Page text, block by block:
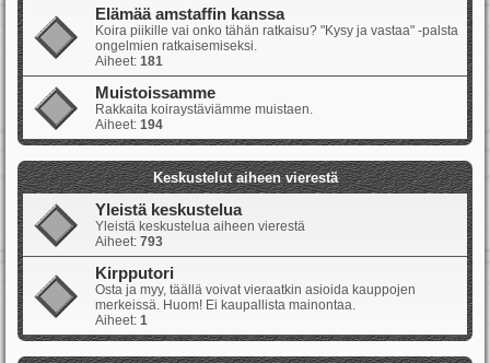
Elämää amstaffin kanssa
Koira piikille vai onko tähän ratkaisu? "Kysy ja vastaa" -palsta
ongelmien ratkaisemiseksi.
Aiheet: 181
Muistoissamme
Rakkaita koiraystäviämme muistaen.
Aiheet: 194
Keskustelut aiheen vierestä
Yleistä keskustelua
Yleistä keskustelua aiheen vierestä
Aiheet: 793
Kirpputori
Osta ja myy, täällä voivat vieraatkin asioida kauppojen
merkeissä. Huom! Ei kaupallista mainontaa.
Aiheet: 1